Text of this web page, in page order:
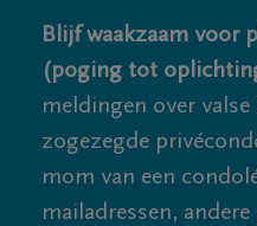
Blijf waakzaam voor
(poging tot
meldingen over
zogezegde
mom van een
mailadressen,